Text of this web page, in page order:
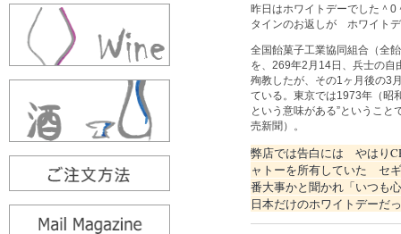
昨日はホワイトデーでした
タインのお返しが ホワイト
全国飴菓子工業協同組合（全
を、269年2月14日、兵士の自
殉教したが、その1ヶ月後の3
ている。東京では1973年（昭
という意味がある”というこ
売新聞）。
弊店では告白には やはり
ャトーを所有していた セ
番大事かと聞かれ「いつも
日本だけのホワイトデーだ